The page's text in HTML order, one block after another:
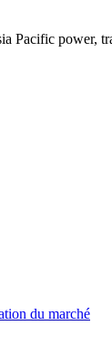
Pacific power,
du marché